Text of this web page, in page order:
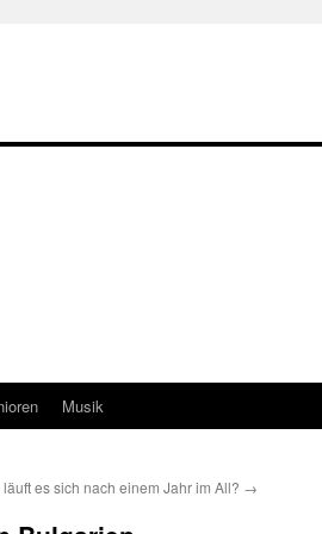
Musik
läuft es sich nach einem Jahr im All? →